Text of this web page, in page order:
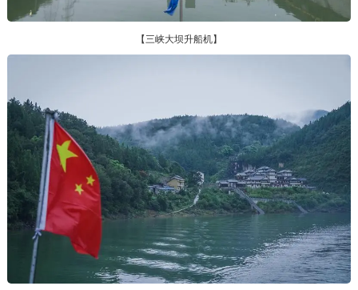
【三峡大坝升船机】